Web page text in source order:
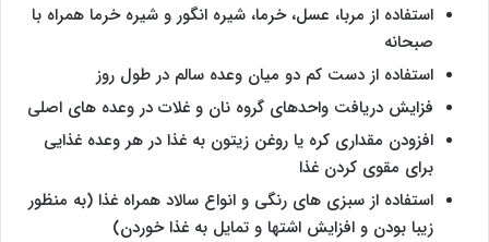
استفاده از مربا، عسل، خرما، شیره انگور و شیره خرما همراه با
صبحانه
استفاده از دست کم دو میان وعده سالم در طول روز
فزایش دریافت واحدهای گروه نان و غلات در وعده های اصلی
افزودن مقداری کره یا روغن زیتون به غذا در هر وعده غذایی
برای مقوی کردن غذا
استفاده از سبزی های رنگی و انواع سالاد همراه غذا (به منظور
زیبا بودن و افزایش اشتها و تمایل به غذا خوردن)